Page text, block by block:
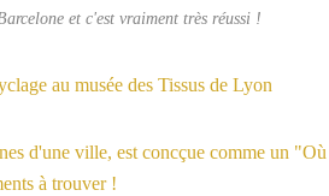
et c'est vraiment très réussi !